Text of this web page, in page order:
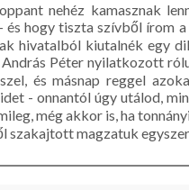
nehéz kamasznak
és hogy tiszta szívből írom
hivatalból kiutalnék egy
Péter nyilatkozott
és másnap reggel
- onnantól úgy utálod,
még akkor is, ha
szakajtott magzatuk